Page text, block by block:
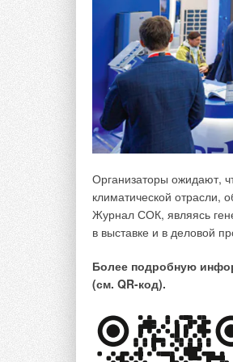
Организаторы ожидают,
климатической отрасли,
Журнал СОК, являясь
в выставке и в деловой
Более подробную
(см. QR-код).
Внутренний блок
от изголовья кровати,